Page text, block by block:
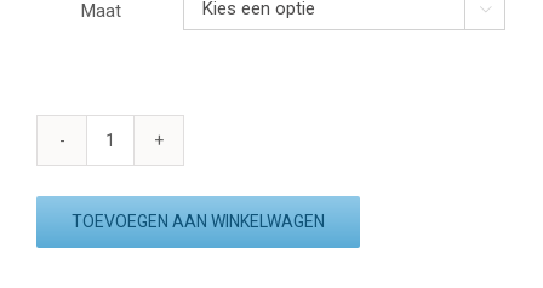
Maat 
INDIAN
SHORT
TOEVOEGEN AAN WINKELWAGEN